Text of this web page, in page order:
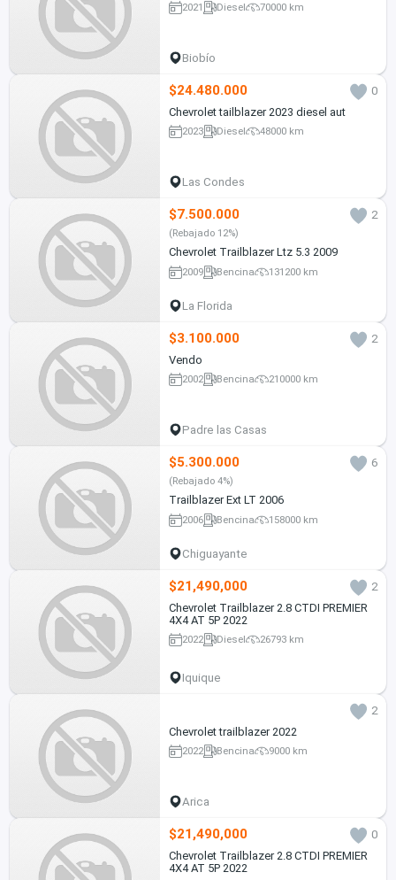
2021 Diesel 70000 km
Biobío
$24.480.000
0
Chevrolet tailblazer 2023 diesel aut
2023 Diesel 48000 km
Las Condes
$7.500.000 2
(Rebajado 12%)
Chevrolet Trailblazer Ltz 5.3 2009
2009 Bencina 131200 km
La Florida
$3.100.000
2
Vendo
2002 Bencina 210000 km
Padre las Casas
$5.300.000 6
(Rebajado 4%)
Trailblazer Ext LT 2006
2006 Bencina 158000 km
Chiguayante
$21,490,000
2
Chevrolet Trailblazer 2.8 CTDI PREMIER
4X4 AT 5P 2022
2022 Diesel 26793 km
Iquique
2
Chevrolet trailblazer 2022
2022 Bencina 9000 km
Arica
$21,490,000
0
Chevrolet Trailblazer 2.8 CTDI PREMIER
4X4 AT 5P 2022